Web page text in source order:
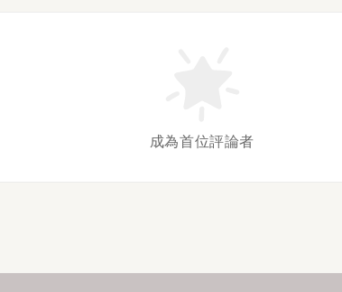
成為首位評論者